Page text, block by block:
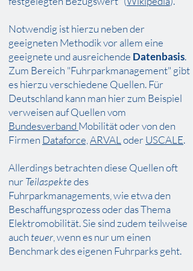
Notwendig ist hierzu neben der
geeigneten Methodik vor allem eine
geeignete und ausreichende Datenbasis.
Zum Bereich "Fuhrparkmanagement" gibt
es hierzuverschiedene Quellen. Für
Deutschland kann man hier zum Beispiel
verweisen auf Quellen vom
Bundesverband Mobilität oder von den
Firmen Dataforce, ARVAL oderUSCALE.
Allerdings betrachten diese Quellen oft
nurTeilaspektedes
Fuhrparkmanagements, wie etwa den
Beschaffungsprozess oder das Thema
Elektromobilität. Sie sind zudem teilweise
auch teuer , wenn es nur um einen
Benchmark des eigenen Fuhrparks geht.